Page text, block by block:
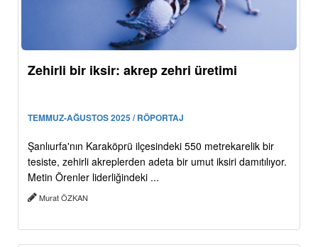
Zehirli bir iksir: akrep zehri üretimi
TEMMUZ-AĞUSTOS 2025 / RÖPORTAJ
Şanlıurfa'nın Karaköprü ilçesindeki 550 metrekarelik bir
tesiste, zehirli akreplerden adeta bir umut iksiri damıtılıyor.
Metin Örenler liderliğindeki ...
Murat ÖZKAN